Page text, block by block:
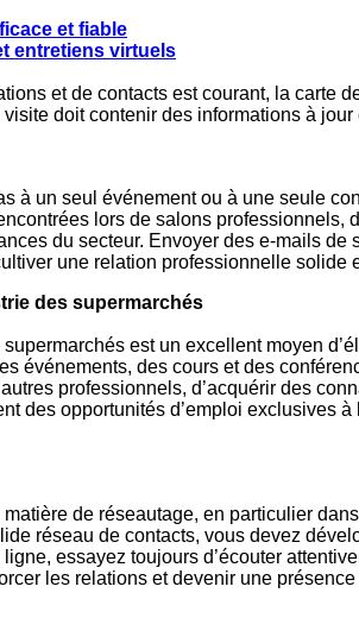
et fiable
entretiens virtuels
et de contacts est courant, la
doit contenir des informations à
à un seul événement ou à une seule
lors de salons professionnels,
du secteur. Envoyer des e-mails
une relation professionnelle
des supermarchés
est un excellent moyen
événements, des cours et des
professionnels, d’acquérir des
des opportunités d’emploi exclusives
de réseautage, en particulier
réseau de contacts, vous devez
essayez toujours d’écouter
les relations et devenir une